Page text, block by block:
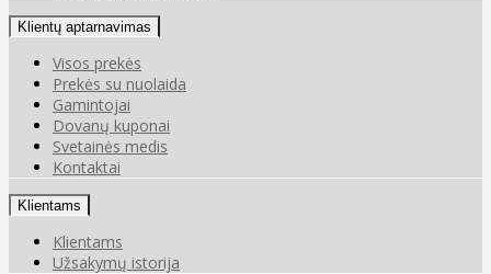
Klientų aptarnavimas
Visos prekės
Prekės su nuolaida
Gamintojai
Dovanų kuponai
Svetainės medis
Kontaktai
Klientams
Klientams
Užsakymų istorija